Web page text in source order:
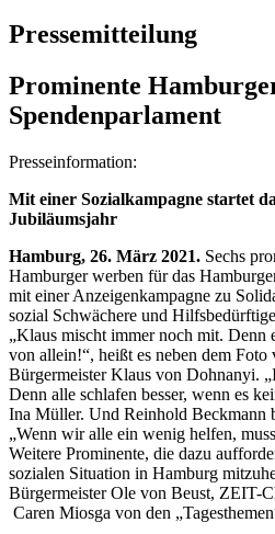
Pressemitteilung
Prominente
Spendenparlament
Presseinformation:
Mit einer Sozialkampagne startet
Jubiläumsjahr
Hamburg, 26. März 2021. Sechs
Hamburger werben für das
mit einer Anzeigenkampagne zu
sozial Schwächere und
„Klaus mischt immer noch mit. Denn
von allein!“, heißt es neben dem Foto
Bürgermeister Klaus von Dohnanyi.
Denn alle schlafen besser, wenn es
Ina Müller. Und Reinhold Beckmann
„Wenn wir alle ein wenig helfen,
Weitere Prominente, die dazu
sozialen Situation in Hamburg
Bürgermeister Ole von Beust, ZEIT-
Caren Miosga von den